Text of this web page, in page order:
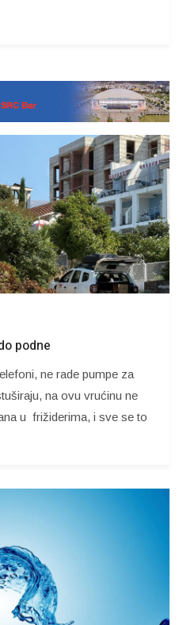
podne
ne rade pumpe za
na ovu vrućinu ne
u frižiderima, i sve se to